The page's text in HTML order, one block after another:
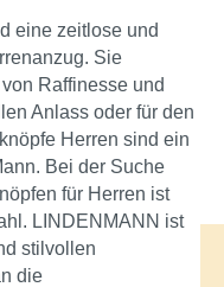
eine zeitlose und
Sie
Raffinesse und
Anlass oder für den
Herren sind ein
Bei der Suche
für Herren ist
LINDENMANN ist
stilvollen
die